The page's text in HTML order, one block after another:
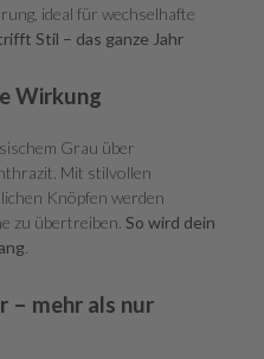
ideal für wechselhafte
Stil – das ganze Jahr
Wirkung
Grau über
Mit stilvollen
Knöpfen werden
zu übertreiben. So wird dein
– mehr als nur